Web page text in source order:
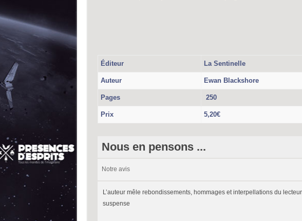
Éditeur La Sentinelle
Auteur Ewan Blackshore
Pages 250
Prix 5,20€
Nous en pensons ...
Notre avis
L’auteur mêle rebondissements, hommages et interpellations du
suspense